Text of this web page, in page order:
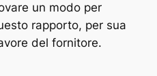
un modo per
rapporto, per sua
del fornitore.